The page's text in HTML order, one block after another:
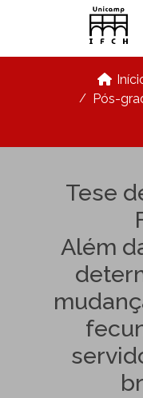
Pular para o conteúdo
Pós-
Tese
Além